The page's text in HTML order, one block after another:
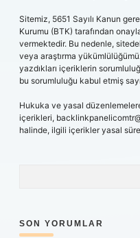
Sitemiz, 5651 Sayılı Kanun
Kurumu (BTK) tarafından
vermektedir. Bu nedenle,
veya araştırma
yazdıkları içeriklerin
bu sorumluluğu kabul etmiş
Hukuka ve yasal
içerikleri,
halinde, ilgili içerikler yasal
SON YORUMLAR